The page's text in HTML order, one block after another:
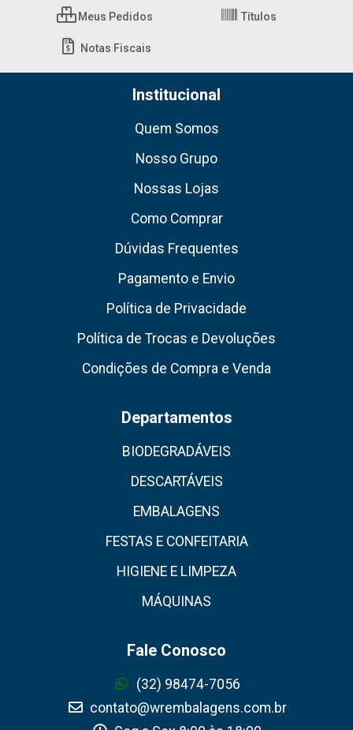
Meus Pedidos Títulos
Notas Fiscais
Institucional
Quem Somos
Nosso Grupo
Nossas Lojas
Como Comprar
Dúvidas Frequentes
Pagamento e Envio
Política de Privacidade
Política de Trocas e Devoluções
Condições de Compra e Venda
Departamentos
BIODEGRADÁVEIS
DESCARTÁVEIS
EMBALAGENS
FESTAS E CONFEITARIA
HIGIENE E LIMPEZA
MÁQUINAS
Fale Conosco
(32) 98474-7056
contato@wrembalagens.com.br